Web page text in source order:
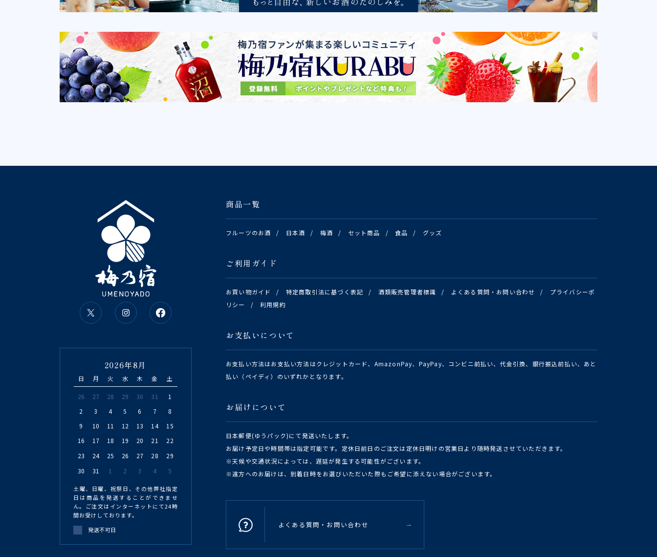
商品一覧
フルーツのお酒 / 日本酒 / 梅酒 / セット商品 / 食品 / グッズ
ご利用ガイド
お買い物ガイド / 特定商取引法に基づく表記 / 酒類販売管理者標識 / よくある質問・お問い合わせ /
プライバシーポ
リシー
/ 利用規約
お支払いについて
お支払い方法はお支払い方法はクレジットカード、AmazonPay、PayPay、コンビニ前払い、代金引換、銀行振込前払い、あと
払い（ペイディ）のいずれかとなります。
お届けについて
日本郵便(ゆうパック)にて発送いたします。
お届け予定日や時間帯は指定可能です。定休日前日のご注文は定休日明けの営業日より随時発送させていただきます。
※天候や交通状況によっては、遅延が発生する可能性がございます。
※遠方へのお届けは、到着日時をお選びいただいた際もご希望に添えない場合がございます。
よくある質問・お問い合わせ
2026年8月
日 月 火 水 木 金 土
26 27 28 29 30 31
1
2
3 4 5 6 7
8
9
10 11 12 13 14
15
16
17 18 19 20 21
22
23
24 25 26 27 28
29
30
31 1 2 3 4 5
土曜、日曜、祝祭日、その他弊社指定
日は商品を発送することができませ
ん。ご注文はインターネットにて24時
間お受けしております。
発送不可日